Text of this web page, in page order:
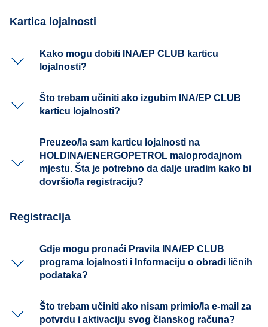
Kartica lojalnosti
Kako mogu dobiti INA/EP CLUB karticu
lojalnosti?
Što trebam učiniti ako izgubim INA/EP CLUB
karticu lojalnosti?
Preuzeo/la sam karticu lojalnosti na
HOLDINA/ENERGOPETROL maloprodajnom
mjestu. Šta je potrebno da dalje uradim kako bi
dovršio/la registraciju?
Registracija
Gdje mogu pronaći Pravila INA/EP CLUB
programa lojalnosti i Informaciju o obradi ličnih
podataka?
Što trebam učiniti ako nisam primio/la e-mail za
potvrdu i aktivaciju svog članskog računa?